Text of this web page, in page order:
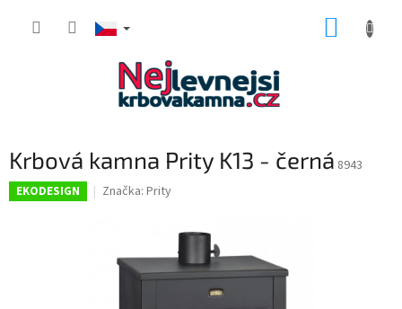
Krbová kamna Prity K13 - černá 8943
EKODESIGN Značka: Prity